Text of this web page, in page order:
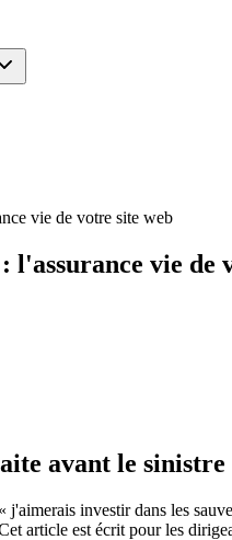
vie de votre site web
l'assurance vie de
avant le sinistre
investir dans les
article est écrit pour les